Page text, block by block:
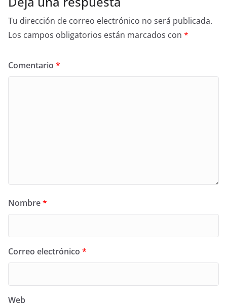
Tu dirección de correo electrónico no será publicada.
Los campos obligatorios están marcados con *
Comentario *
Nombre*
Correo electrónico *
Web